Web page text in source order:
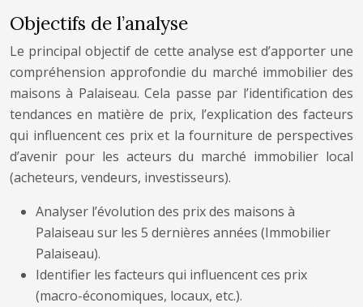
Objectifs de l’analyse
Le principal objectif de cette analyse est d’apporter une
compréhension approfondie du marché immobilier des
maisons à Palaiseau. Cela passe par l’identification des
tendances en matière de prix, l’explication des facteurs
qui influencent ces prix et la fourniture de perspectives
d’avenir pour les acteurs du marché immobilier local
(acheteurs, vendeurs, investisseurs).
Analyser l’évolution des prix des maisons à
Palaiseau sur les 5 dernières années (Immobilier
Palaiseau).
Identifier les facteurs qui influencent ces prix
(macro-économiques, locaux, etc.).